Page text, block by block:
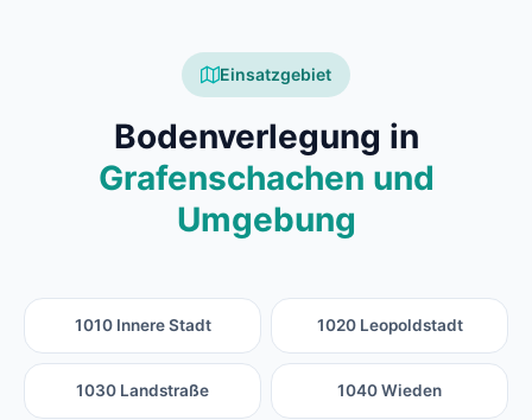
Einsatzgebiet
Bodenverlegung in
Grafenschachen und
Umgebung
1010 Innere Stadt 1020 Leopoldstadt
1030 Landstraße 1040 Wieden